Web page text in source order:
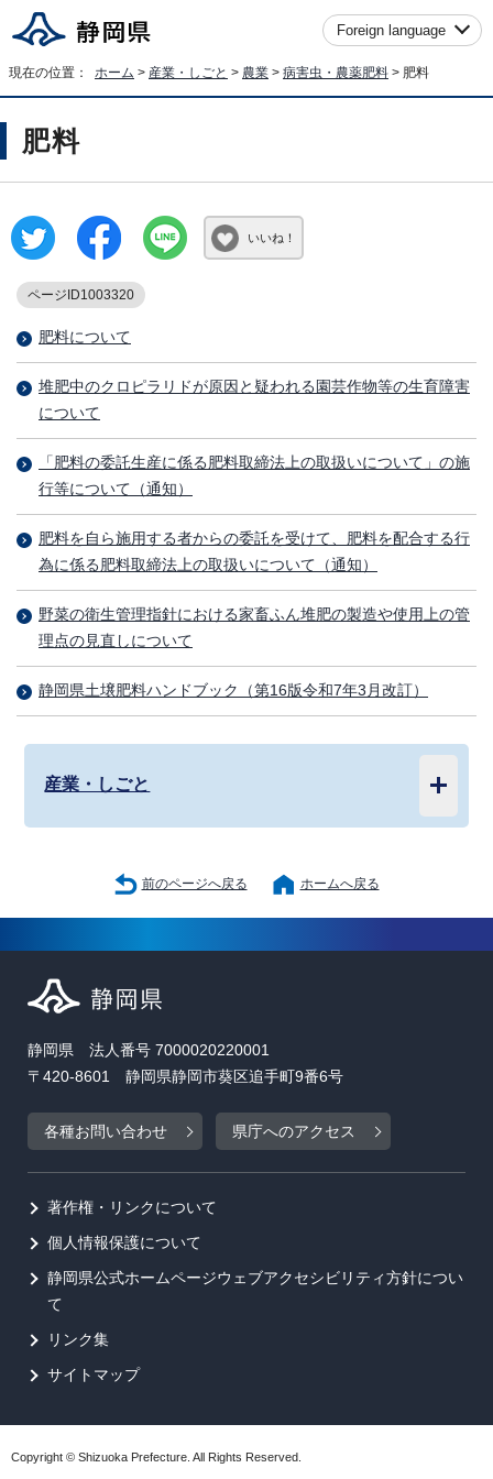
Foreign language
現在の位置： ホーム > 産業・しごと > 農業 > 病害虫・農薬肥料 > 肥料
肥料
いいね！
ページID1003320
肥料について
堆肥中のクロピラリドが原因と疑われる園芸作物等の生育障害
について
「肥料の委託生産に係る肥料取締法上の取扱いについて」の施
行等について（通知）
肥料を自ら施用する者からの委託を受けて、肥料を配合する行
為に係る肥料取締法上の取扱いについて（通知）
野菜の衛生管理指針における家畜ふん堆肥の製造や使用上の管
理点の見直しについて
静岡県土壌肥料ハンドブック（第16版令和7年3月改訂）
産業・しごと
前のページへ戻る ホームへ戻る
静岡県 法人番号 7000020220001
〒420-8601 静岡県静岡市葵区追手町9番6号
各種お問い合わせ 県庁へのアクセス
著作権・リンクについて
個人情報保護について
静岡県公式ホームページウェブアクセシビリティ方針につい
て
リンク集
サイトマップ
Copyright © Shizuoka Prefecture. All Rights Reserved.